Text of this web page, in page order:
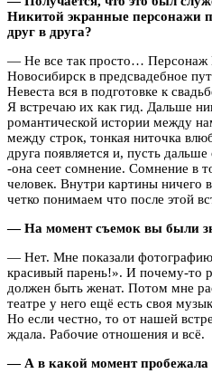
Никитой экранные персонажи
друг в друга?
— Не все так просто… Персонаж
Новосибирск в предсвадебное
Невеста вся в подготовке к
Я встречаю их как гид. Дальше
романтической истории между
между строк, тонкая ниточка
друга появляется и, пусть
-она сеет сомнение. Сомнение в
человек. Внутри картины ничего
четко понимаем что после этой
— На момент съемок вы были
— Нет. Мне показали
красивый парень!». И почему-то
должен быть женат. Потом мне
театре у него ещё есть своя
Но если честно, то от нашей
ждала. Рабочие отношения и всё.
— А в какой момент пробежала